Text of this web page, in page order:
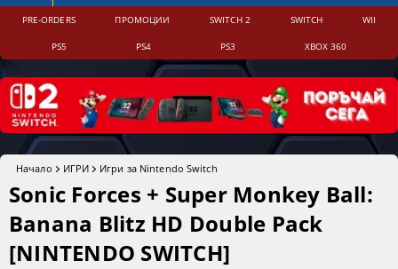
PRE-ORDERS ПРОМОЦИИ SWITCH 2 SWITCH WII
PS5 PS4 PS3 XBOX 360
Начало ИГРИ Игри за Nintendo Switch
Sonic Forces + Super Monkey Ball:
Banana Blitz HD Double Pack
[NINTENDO SWITCH]